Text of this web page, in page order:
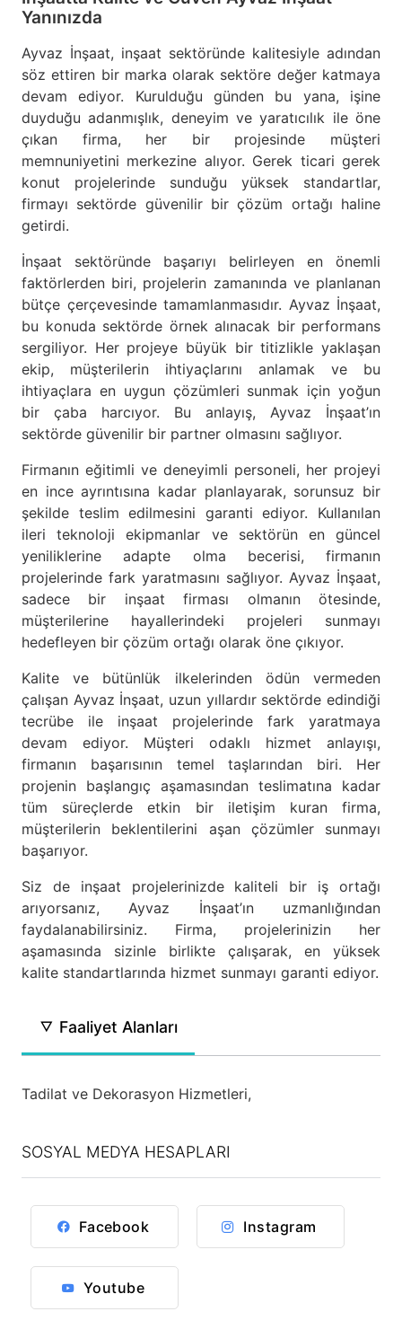
Yanınızda
Ayvaz İnşaat, inşaat sektöründe kalitesiyle adından
söz ettiren bir marka olarak sektöre değer katmaya
devam ediyor. Kurulduğu günden bu yana, işine
duyduğu adanmışlık, deneyim ve yaratıcılık ile öne
çıkan firma, her bir projesinde müşteri
memnuniyetini merkezine alıyor. Gerek ticari gerek
konut projelerinde sunduğu yüksek standartlar,
firmayı sektörde güvenilir bir çözüm ortağı haline
getirdi.
İnşaat sektöründe başarıyı belirleyen en önemli
faktörlerden biri, projelerin zamanında ve planlanan
bütçe çerçevesinde tamamlanmasıdır. Ayvaz İnşaat,
bu konuda sektörde örnek alınacak bir performans
sergiliyor. Her projeye büyük bir titizlikle yaklaşan
ekip, müşterilerin ihtiyaçlarını anlamak ve bu
ihtiyaçlara en uygun çözümleri sunmak için yoğun
bir çaba harcıyor. Bu anlayış, Ayvaz İnşaat’ın
sektörde güvenilir bir partner olmasını sağlıyor.
Firmanın eğitimli ve deneyimli personeli, her projeyi
en ince ayrıntısına kadar planlayarak, sorunsuz bir
şekilde teslim edilmesini garanti ediyor. Kullanılan
ileri teknoloji ekipmanlar ve sektörün en güncel
yeniliklerine adapte olma becerisi, firmanın
projelerinde fark yaratmasını sağlıyor. Ayvaz İnşaat,
sadece bir inşaat firması olmanın ötesinde,
müşterilerine hayallerindeki projeleri sunmayı
hedefleyen bir çözüm ortağı olarak öne çıkıyor.
Kalite ve bütünlük ilkelerinden ödün vermeden
çalışan Ayvaz İnşaat, uzun yıllardır sektörde edindiği
tecrübe ile inşaat projelerinde fark yaratmaya
devam ediyor. Müşteri odaklı hizmet anlayışı,
firmanın başarısının temel taşlarından biri. Her
projenin başlangıç aşamasından teslimatına kadar
tüm süreçlerde etkin bir iletişim kuran firma,
müşterilerin beklentilerini aşan çözümler sunmayı
başarıyor.
Siz de inşaat projelerinizde kaliteli bir iş ortağı
arıyorsanız, Ayvaz İnşaat’ın uzmanlığından
faydalanabilirsiniz. Firma, projelerinizin her
aşamasında sizinle birlikte çalışarak, en yüksek
kalite standartlarında hizmet sunmayı garanti ediyor.
Faaliyet Alanları
Tadilat ve Dekorasyon Hizmetleri,
SOSYAL MEDYA HESAPLARI
Facebook Instagram
Youtube